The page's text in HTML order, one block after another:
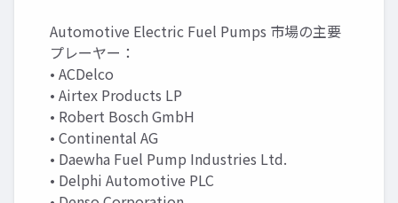
Automotive Electric Fuel Pumps 市場の主要
プレーヤー：
• ACDelco
• Airtex Products LP
• Robert Bosch GmbH
• Continental AG
• Daewha Fuel Pump Industries Ltd.
• Delphi Automotive PLC